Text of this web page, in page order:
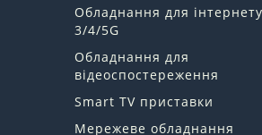
Обладнання для інтернету
3/4/5G
Обладнання для
відеоспостереження
Smart TV приставки
Мережеве обладнання